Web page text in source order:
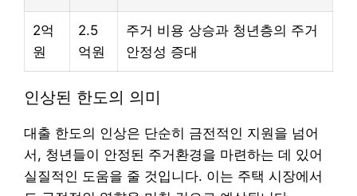
2억
원
2.5
억원
주거 비용 상승과 청년층의 주거
안정성 증대
인상된 한도의 의미
대출 한도의 인상은 단순히 금전적인 지원을 넘어
서, 청년들이 안정된 주거환경을 마련하는 데 있어
실질적인 도움을 줄 것입니다. 이는 주택 시장에서